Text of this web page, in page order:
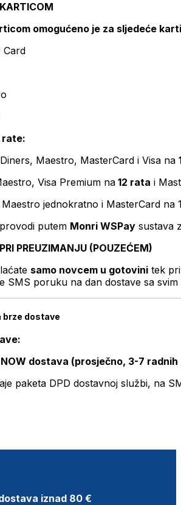
omogućeno je za sljedeće
Card
rate:
Maestro, MasterCard i Visa na
Visa Premium na 12 rata i
Maestro jednokratno i MasterCard na
putem Monri WSPay sustava
PREUZIMANJU (POUZEĆEM)
samo novcem u gotovini tek
SMS poruku na dan dostave sa svim
brze dostave
NOW dostava (prosječno, 3-7 radnih
paketa DPD dostavnoj službi, na
iznad 80 €